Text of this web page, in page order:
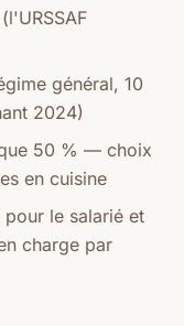
général, 10
2024)
50 % — choix
en cuisine
le salarié et
charge par